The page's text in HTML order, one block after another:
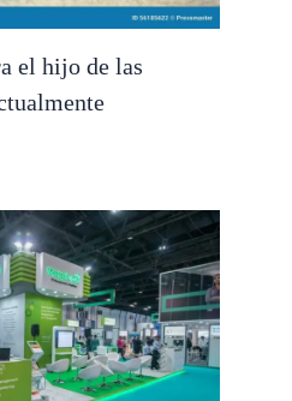
el hijo de las